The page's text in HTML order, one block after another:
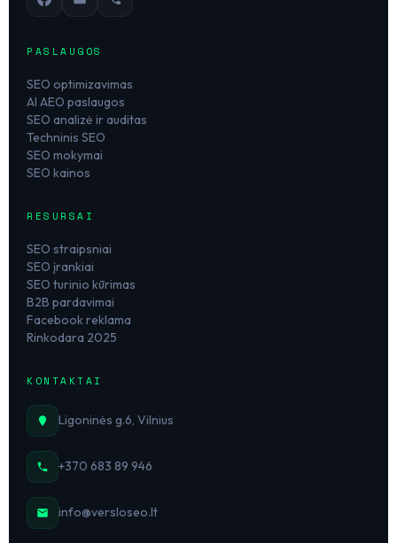
PASLAUGOS
SEO optimizavimas
AI AEO paslaugos
SEO analizė ir auditas
Techninis SEO
SEO mokymai
SEO kainos
RESURSAI
SEO straipsniai
SEO įrankiai
SEO turinio kūrimas
B2B pardavimai
Facebook reklama
Rinkodara 2025
KONTAKTAI
Ligoninės g.6, Vilnius
+370 683 89 946
info@versloseo.lt